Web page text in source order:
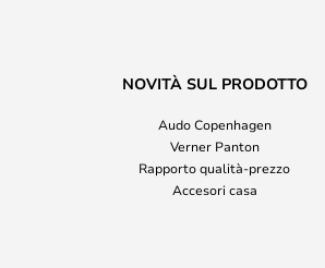
NOVITÀ SUL PRODOTTO
Audo Copenhagen
Verner Panton
Rapporto qualità-prezzo
Accesori casa